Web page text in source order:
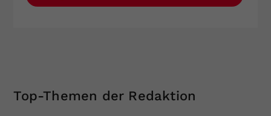
Top-Themen der Redaktion